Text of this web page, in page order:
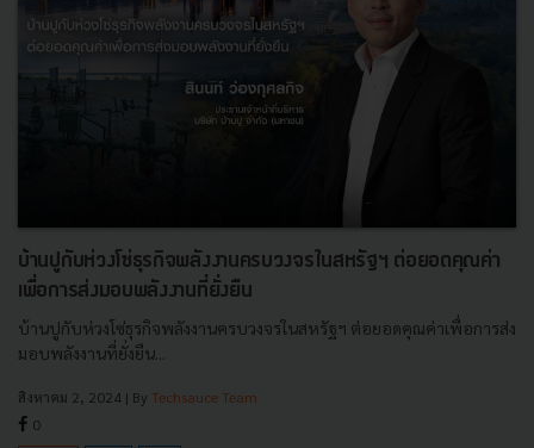
บ้านปูกับห่วงโซ่ธุรกิจพลังงานครบวงจรในสหรัฐฯ ต่อยอดคุณค่า
เพื่อการส่งมอบพลังงานที่ยั่งยืน
บ้านปูกับห่วงโซ่ธุรกิจพลังงานครบวงจรในสหรัฐฯ ต่อยอดคุณค่าเพื่อการส่ง
มอบพลังงานที่ยั่งยืน...
สิงหาคม 2, 2024 | By Techsauce Team
0